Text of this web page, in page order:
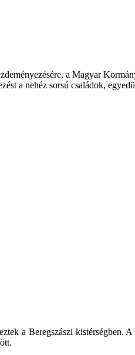
a Magyar
a nehéz sorsú családok,
a Beregszászi kistérségben.